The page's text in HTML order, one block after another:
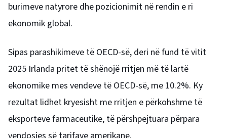
burimeve natyrore dhe pozicionimit në rendin e ri
ekonomik global.
Sipas parashikimeve të OECD-së, deri në fund të vitit
2025 Irlanda pritet të shënojë rritjen më të lartë
ekonomike mes vendeve të OECD-së, me 10.2%. Ky
rezultat lidhet kryesisht me rritjen e përkohshme të
eksporteve farmaceutike, të përshpejtuara përpara